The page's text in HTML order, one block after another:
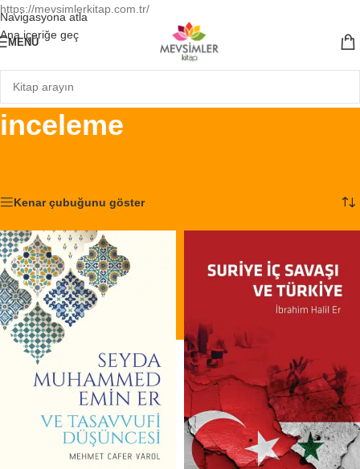
https://mevsimlerkitap.com.tr/
Navigasyona atla
Ana içeriğe geç
MENÜ
inceleme
Kenar çubuğunu göster